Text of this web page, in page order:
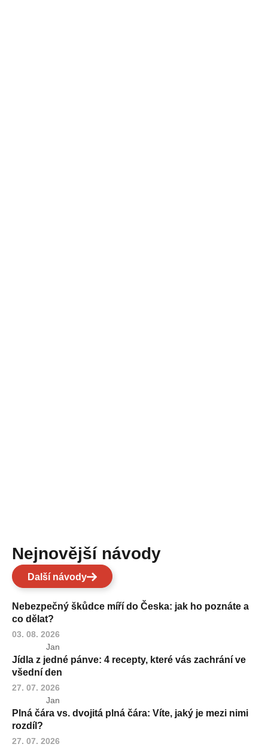
Nejnovější návody
Další návody
Nebezpečný škůdce míří do Česka: jak ho poznáte a
co dělat?
03. 08. 2026
Jan
Jídla z jedné pánve: 4 recepty, které vás zachrání ve
všední den
27. 07. 2026
Jan
Plná čára vs. dvojitá plná čára: Víte, jaký je mezi nimi
rozdíl?
27. 07. 2026